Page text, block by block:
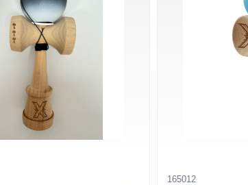
165012